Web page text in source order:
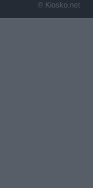
© Kiosko.net